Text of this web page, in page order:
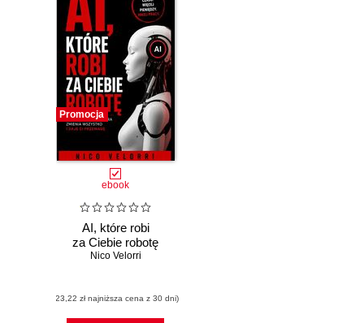
Promocja
ebook
AI, które robi
za Ciebie robotę
Nico Velorri
(23,22 zł najniższa cena z 30 dni)